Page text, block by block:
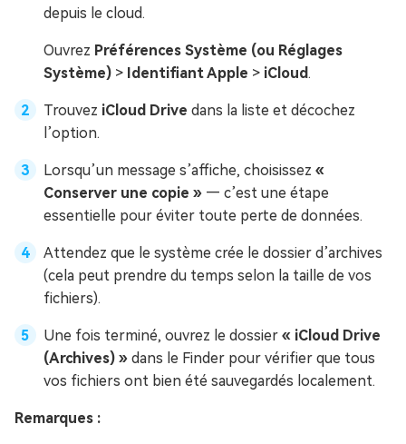
depuis le cloud.
Ouvrez Préférences Système (ou Réglages
Système) > Identifiant Apple > iCloud .
Trouvez iCloud Drive dans la liste et décochez
l’option.
Lorsqu’un message s’affiche, choisissez «
Conserver une copie » — c’est une étape
essentielle pour éviter toute perte de données.
Attendez que le système crée le dossier d’archives
(cela peut prendre du temps selon la taille de vos
fichiers).
Une fois terminé, ouvrez le dossier « iCloud Drive
(Archives) » dans le Finder pour vérifier que tous
vos fichiers ont bien été sauvegardés localement.
Remarques :